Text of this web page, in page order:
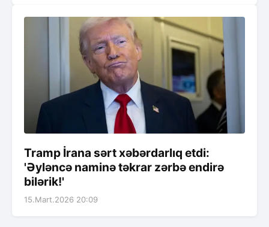
Tramp İrana sərt xəbərdarlıq etdi:
'Əyləncə naminə təkrar zərbə endirə
bilərik!'
15.Mart.2026 20:09